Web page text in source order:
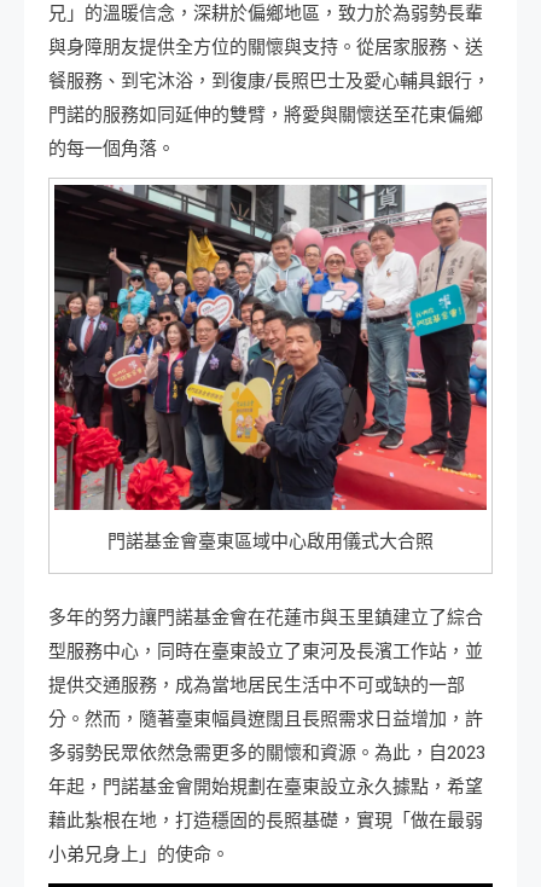
兄」的溫暖信念，深耕於偏鄉地區，致力於為弱勢長輩
與身障朋友提供全方位的關懷與支持。從居家服務、送
餐服務、到宅沐浴，到復康/長照巴士及愛心輔具銀行，
門諾的服務如同延伸的雙臂，將愛與關懷送至花東偏鄉
的每一個角落。
門諾基金會臺東區域中心啟用儀式大合照
多年的努力讓門諾基金會在花蓮市與玉里鎮建立了綜合
型服務中心，同時在臺東設立了東河及長濱工作站，並
提供交通服務，成為當地居民生活中不可或缺的一部
分。然而，隨著臺東幅員遼闊且長照需求日益增加，許
多弱勢民眾依然急需更多的關懷和資源。為此，自2023
年起，門諾基金會開始規劃在臺東設立永久據點，希望
藉此紮根在地，打造穩固的長照基礎，實現「做在最弱
小弟兄身上」的使命。